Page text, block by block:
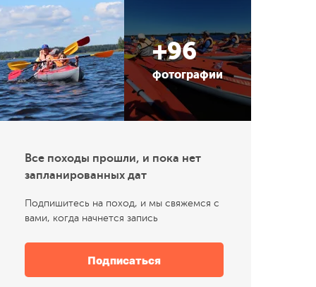
+96
фотографии
Все походы прошли, и пока нет
запланированных дат
Подпишитесь на поход, и мы свяжемся с
вами, когда начнется запись
Подписаться